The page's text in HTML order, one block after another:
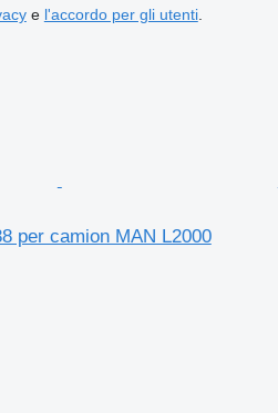
e l'accordo per gli utenti.
per camion MAN L2000